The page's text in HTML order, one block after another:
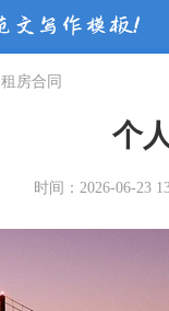
租房合同
个
时间：2026-06-23